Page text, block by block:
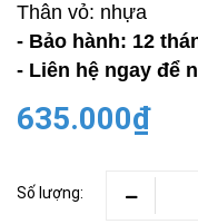
Thân vỏ: nhựa
- Bảo hành: 12
- Liên hệ ngay để
635.000₫
Số lượng: